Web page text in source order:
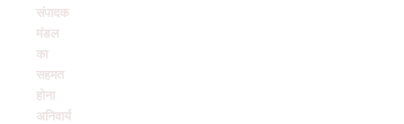
संपादक
मंडल
का
सहमत
होना
अनिवार्य